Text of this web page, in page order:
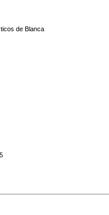
de Blanca